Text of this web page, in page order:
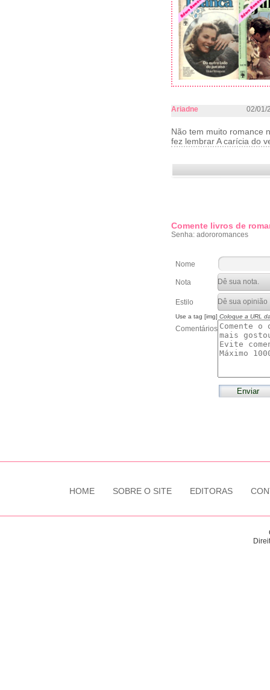
Ariadne 02/01/
Não tem muito romance
fez lembrar A carícia do
Comente livros de
Senha: adororomances
Nome
Nota
Estilo
Use a tag [img] Coloque a URL
Comentários
HOME SOBRE O SITE EDITORAS